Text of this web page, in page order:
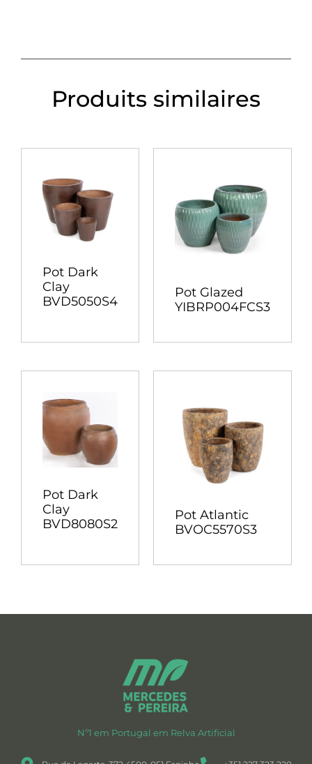
Produits similaires
Pot Dark
Clay
BVD5050S4
Pot Glazed
YIBRP004FCS3
Pot Dark
Clay
BVD8080S2
Pot Atlantic
BVOC5570S3
Nº1 em Portugal em Relva Artificial